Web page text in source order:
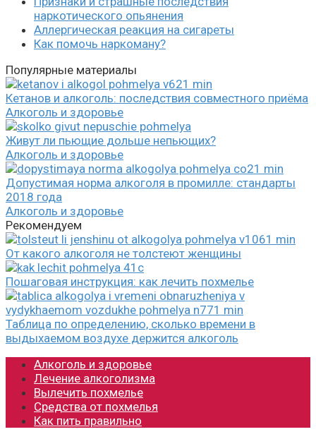
наркотического опьянения
Аллергическая реакция на сигареты
Как помочь наркоману?
Популярные материалы
Кетанов и алкоголь: последствия совместного приёма
Алкоголь и здоровье
Живут ли пьющие дольше непьющих?
Алкоголь и здоровье
Допустимая норма алкоголя в промилле: стандарты
2018 года
Алкоголь и здоровье
Рекомендуем
От какого алкоголя не толстеют женщины
Пошаговая инструкция: как лечить похмелье
Таблица по определению, сколько времени в
выдыхаемом воздухе держится алкоголь
Алкоголь и здоровье
Лечение алкоголизма
Вылечить похмелье
Средства от похмелья
Как пить правильно